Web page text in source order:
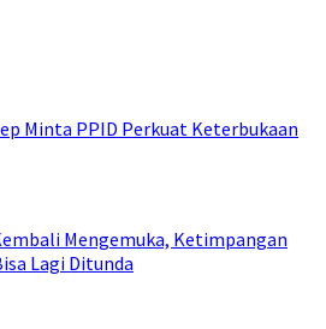
Minta PPID Perkuat Keterbukaan
Mengemuka, Ketimpangan
Lagi Ditunda